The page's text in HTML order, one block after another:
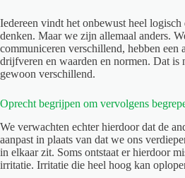
Iedereen vindt het onbewust heel
denken. Maar we zijn allemaal anders.
communiceren verschillend, hebben een
drijfveren en waarden en normen. Dat is
gewoon verschillend.
Oprecht begrijpen om vervolgens
We verwachten echter hierdoor dat de
aanpast in plaats van dat we ons
in elkaar zit. Soms ontstaat er hierdoor
irritatie. Irritatie die heel hoog kan